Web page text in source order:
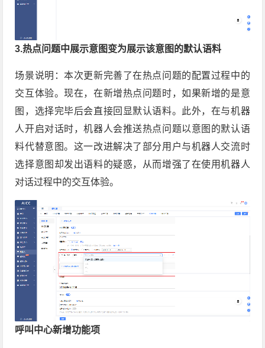
3.热点问题中展示意图变为展示该意图的默认语料
场景说明：本次更新完善了在热点问题的配置过程中的
交互体验。现在，在新增热点问题时，如果新增的是意
图，选择完毕后会直接回显默认语料。此外，在与机器
人开启对话时，机器人会推送热点问题以意图的默认语
料代替意图。这一改进解决了部分用户与机器人交流时
选择意图却发出语料的疑惑，从而增强了在使用机器人
对话过程中的交互体验。
呼叫中心新增功能项